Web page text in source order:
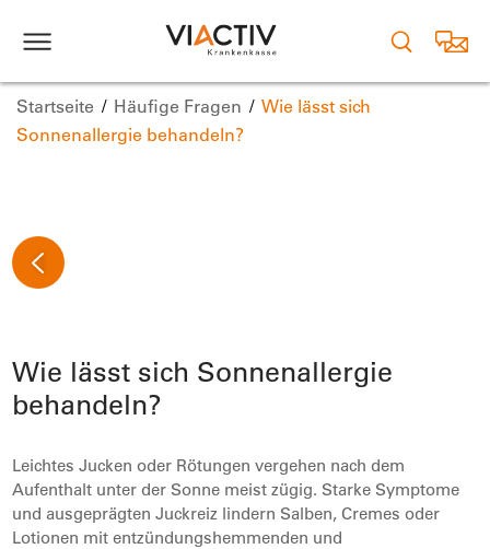
Startseite Häufige Fragen
Wie lässt sich
Sonnenallergie behandeln?
Wie lässt sich Sonnenallergie
behandeln?
Leichtes Jucken oder Rötungen vergehen nach dem
Aufenthalt unter der Sonne meist zügig. Starke Symptome
und ausgeprägten Juckreiz lindern Salben, Cremes oder
Lotionen mit entzündungshemmenden und